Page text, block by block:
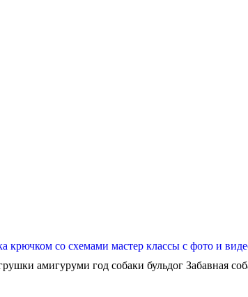
крючком со схемами мастер классы с фото и
амигуруми год собаки бульдог Забавная